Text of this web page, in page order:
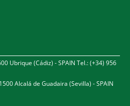
Ubrique (Cádiz) - SPAIN Tel.: (+34) 956
Alcalá de Guadaira (Sevilla) - SPAIN